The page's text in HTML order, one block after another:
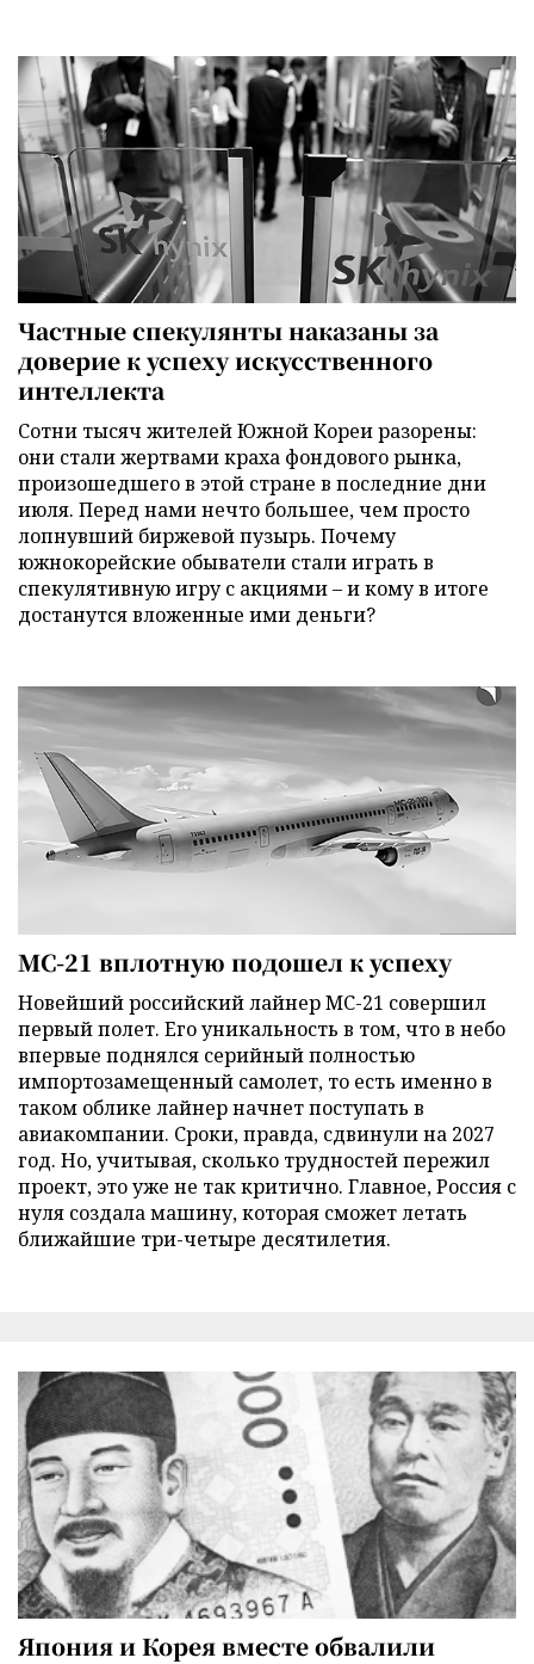
Частные спекулянты наказаны за
доверие к успеху искусственного
интеллекта
Сотни тысяч жителей Южной Кореи разорены:
они стали жертвами краха фондового рынка,
произошедшего в этой стране в последние дни
июля. Перед нами нечто большее, чем просто
лопнувший биржевой пузырь. Почему
южнокорейские обыватели стали играть в
спекулятивную игру с акциями – и кому в итоге
достанутся вложенные ими деньги?
МС-21 вплотную подошел к успеху
Новейший российский лайнер МС-21 совершил
первый полет. Его уникальность в том, что в небо
впервые поднялся серийный полностью
импортозамещенный самолет, то есть именно в
таком облике лайнер начнет поступать в
авиакомпании. Сроки, правда, сдвинули на 2027
год. Но, учитывая, сколько трудностей пережил
проект, это уже не так критично. Главное, Россия с
нуля создала машину, которая сможет летать
ближайшие три-четыре десятилетия.
Япония и Корея вместе обвалили